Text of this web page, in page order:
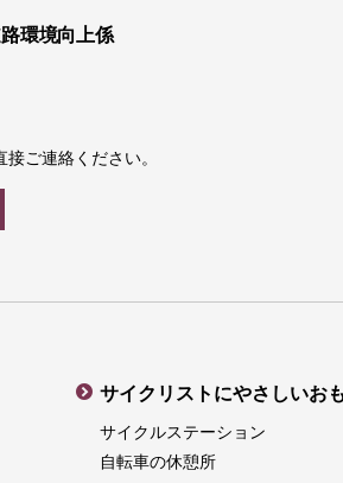
環境向上係
ご連絡ください。
サイクリストにやさしいお
サイクルステーション
自転車の休憩所